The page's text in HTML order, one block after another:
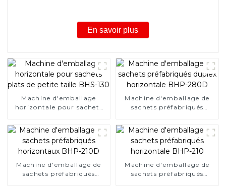
En savoir plus
Machine d'emballage
horizontale pour sachets
Machine d'emballage de
sachets préfabriqués
Machine d'emballage de
sachets préfabriqués
Machine d'emballage de
sachets préfabriqués